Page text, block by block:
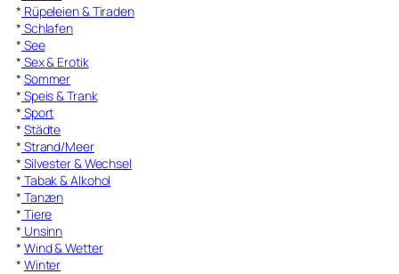
* Rüpeleien & Tiraden
* Schlafen
* See
* Sex & Erotik
* Sommer
* Speis & Trank
* Sport
* Städte
* Strand/Meer
* Silvester & Wechsel
* Tabak & Alkohol
* Tanzen
* Tiere
* Unsinn
* Wind & Wetter
* Winter